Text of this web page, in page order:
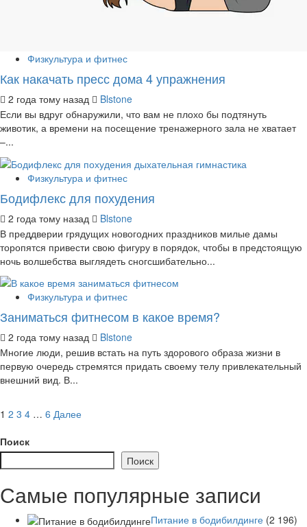
Физкультура и фитнес
Как накачать пресс дома 4 упражнения
2 года тому назад
Blstone
Если вы вдруг обнаружили, что вам не плохо бы подтянуть
животик, а времени на посещение тренажерного зала не хватает
–...
Физкультура и фитнес
Бодифлекс для похудения
2 года тому назад
Blstone
В преддверии грядущих новогодних праздников милые дамы
торопятся привести свою фигуру в порядок, чтобы в предстоящую
ночь волшебства выглядеть сногсшибательно...
Физкультура и фитнес
Заниматься фитнесом в какое время?
2 года тому назад
Blstone
Многие люди, решив встать на путь здорового образа жизни в
первую очередь стремятся придать своему телу привлекательный
внешний вид. В...
Пагинация
записей
1 2 3 4 … 6 Далее
Поиск
Поиск
Самые популярные записи
Питание в бодибилдинге (2 196)